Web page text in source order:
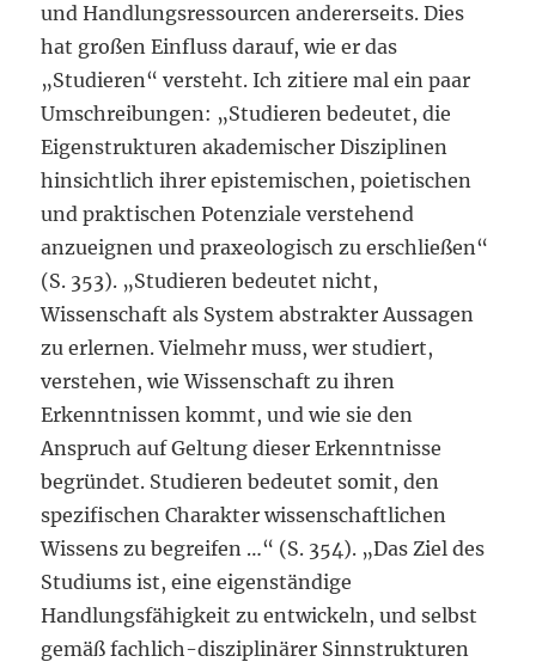
und Handlungsressourcen andererseits. Dies
hat großen Einfluss darauf, wie er das
„Studieren“ versteht. Ich zitiere mal ein paar
Umschreibungen: „Studieren bedeutet, die
Eigenstrukturen akademischer Disziplinen
hinsichtlich ihrer epistemischen, poietischen
und praktischen Potenziale verstehend
anzueignen und praxeologisch zu erschließen“
(S. 353). „Studieren bedeutet nicht,
Wissenschaft als System abstrakter Aussagen
zu erlernen. Vielmehr muss, wer studiert,
verstehen, wie Wissenschaft zu ihren
Erkenntnissen kommt, und wie sie den
Anspruch auf Geltung dieser Erkenntnisse
begründet. Studieren bedeutet somit, den
spezifischen Charakter wissenschaftlichen
Wissens zu begreifen …“ (S. 354). „Das Ziel des
Studiums ist, eine eigenständige
Handlungsfähigkeit zu entwickeln, und selbst
gemäß fachlich-disziplinärer Sinnstrukturen